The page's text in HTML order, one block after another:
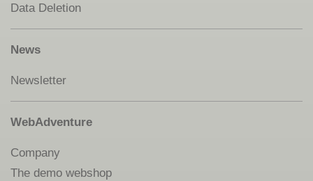
Data Deletion
News
Newsletter
WebAdventure
Company
The demo webshop